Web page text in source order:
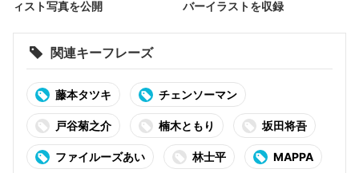
ィスト写真を公開
バーイラストを収録
関連キーフレーズ
藤本タツキ チェンソーマン
戸谷菊之介 楠木ともり 坂田将吾
ファイルーズあい 林士平 MAPPA